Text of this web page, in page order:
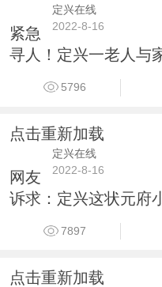
定兴在线
2022-8-16
紧急
寻人！定兴一老人与
5796
点击重新加载
定兴在线
2022-8-16
网友
诉求：定兴这状元府
7897
点击重新加载